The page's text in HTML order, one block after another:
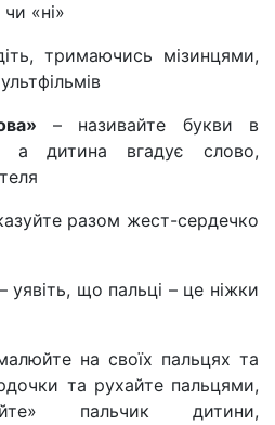
«ні»
тримаючись мізинцями,
– називайте букви в
а дитина вгадує слово,
разом жест-сердечко
– уявіть, що пальці – це ніжки
на своїх пальцях та
та рухайте пальцями,
пальчик дитини,